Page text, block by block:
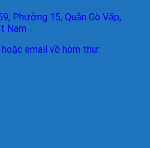
Phường 15, Quận Gò Vấp,
Nam
email về hòm thư: